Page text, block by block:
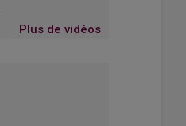
Plus de vidéos